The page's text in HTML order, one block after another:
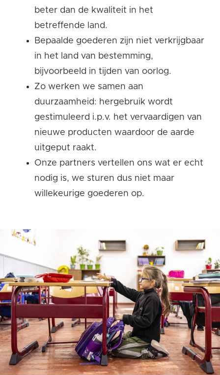
beter dan de kwaliteit in het
betreffende land.
Bepaalde goederen zijn niet verkrijgbaar
in het land van bestemming,
bijvoorbeeld in tijden van oorlog.
Zo werken we samen aan
duurzaamheid: hergebruik wordt
gestimuleerd i.p.v. het vervaardigen van
nieuwe producten waardoor de aarde
uitgeput raakt.
Onze partners vertellen ons wat er echt
nodig is, we sturen dus niet maar
willekeurige goederen op.